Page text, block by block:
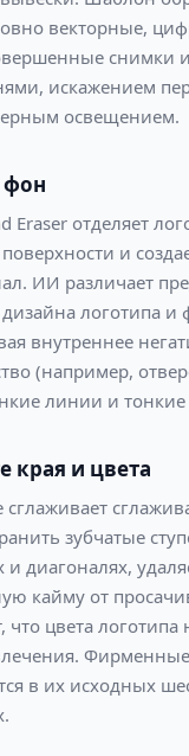
векторные,
снимки
искажением
освещением.
фон
Eraser отделяет
и
ИИ различает
логотипа и
внутреннее
(например,
линии и тонкие
края и цвета
сглаживает
зубчатые
и диагоналях,
кайму от
что цвета
в их исходных